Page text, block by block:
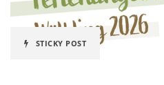
STICKY POST